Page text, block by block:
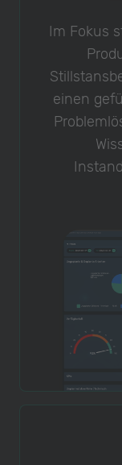
Im Fokus
einen